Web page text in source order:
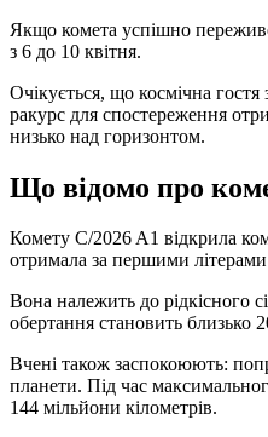
Якщо комета успішно
з 6 до 10 квітня.
Очікується, що космічна
ракурс для спостереження
низько над горизонтом.
Що відомо про
Комету C/2026 A1 відкрила
отримала за першими
Вона належить до рідкісного
обертання становить близько
Вчені також заспокоюють:
планети. Під час
144 мільйони кілометрів.